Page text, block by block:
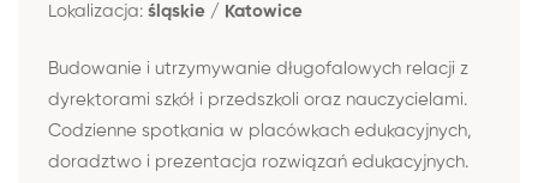
Lokalizacja: śląskie / Katowice
Budowanie i utrzymywanie długofalowych relacji z
dyrektorami szkół i przedszkoli oraz nauczycielami.
Codzienne spotkania w placówkach edukacyjnych,
doradztwo i prezentacja rozwiązań edukacyjnych.